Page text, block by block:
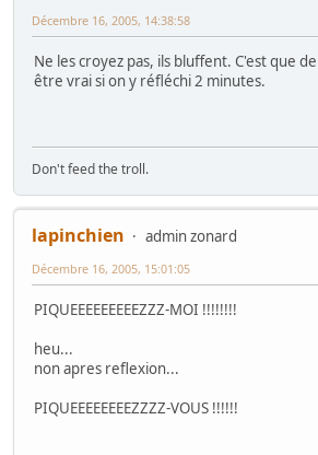
Décembre 16, 2005, 14:38:58
Ne les croyez pas, ils bluffent. C'est que
être vrai si on y réfléchi 2 minutes.
Don't feed the troll.
lapinchien
admin zonard
Décembre 16, 2005, 15:01:05
PIQUEEEEEEEEEZZZ-MOI !!!!!!!!
heu...
non apres reflexion...
PIQUEEEEEEEEZZZZ-VOUS !!!!!!